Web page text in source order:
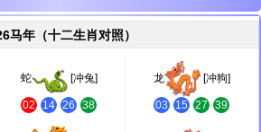
马年（十二生肖对照）
蛇 [冲兔]
02 14 26 38
龙 [冲狗]
03 15 27 39